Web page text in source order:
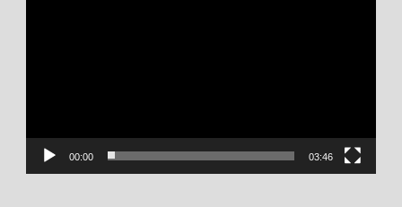
00:00 03:46